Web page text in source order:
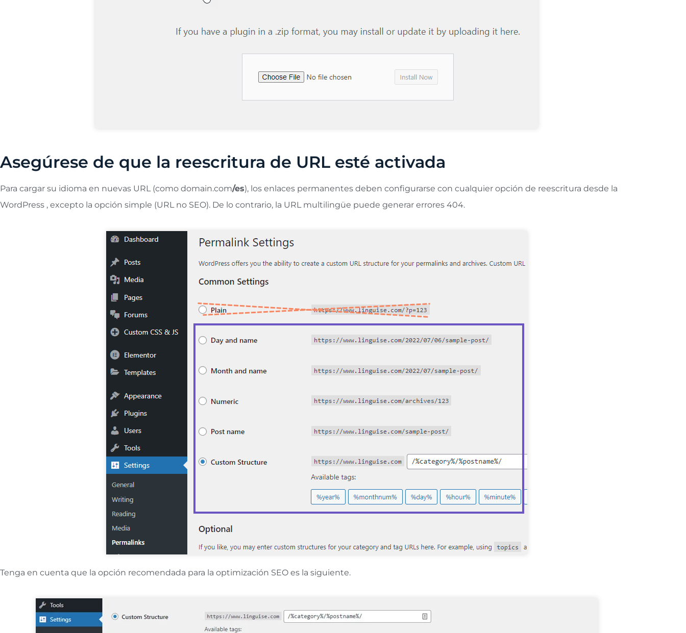
Asegúrese de que la reescritura de URL esté activada
Para cargar su idioma en nuevas URL (como domain.com/es), los enlaces permanentes deben configurarse con cualquier opción de reescritura desde la
WordPress , excepto la opción simple (URL no SEO). De lo contrario, la URL multilingüe puede generar errores 404.
Tenga en cuenta que la opción recomendada para la optimización SEO es la siguiente.